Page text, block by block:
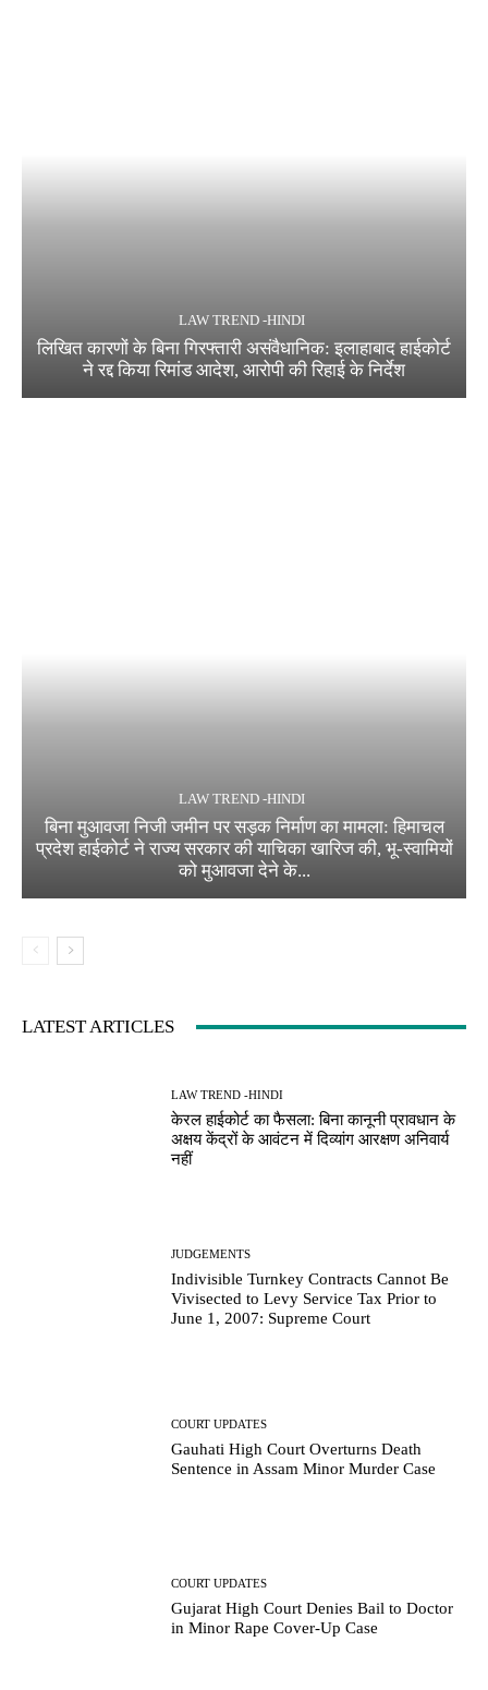
LAW TREND -HINDI
लिखित कारणों के बिना गिरफ्तारी असंवैधानिक: इलाहाबाद हाईकोर्ट
ने रद्द किया रिमांड आदेश, आरोपी की रिहाई के निर्देश
LAW TREND -HINDI
बिना मुआवजा निजी जमीन पर सड़क निर्माण का मामला: हिमाचल
प्रदेश हाईकोर्ट ने राज्य सरकार की याचिका खारिज की, भू-स्वामियों
को मुआवजा देने के...
LATEST ARTICLES
LAW TREND -HINDI
केरल हाईकोर्ट का फैसला: बिना कानूनी प्रावधान के
अक्षय केंद्रों के आवंटन में दिव्यांग आरक्षण अनिवार्य
नहीं
JUDGEMENTS
Indivisible Turnkey Contracts Cannot Be
Vivisected to Levy Service Tax Prior to
June 1, 2007: Supreme Court
COURT UPDATES
Gauhati High Court Overturns Death
Sentence in Assam Minor Murder Case
COURT UPDATES
Gujarat High Court Denies Bail to Doctor
in Minor Rape Cover-Up Case